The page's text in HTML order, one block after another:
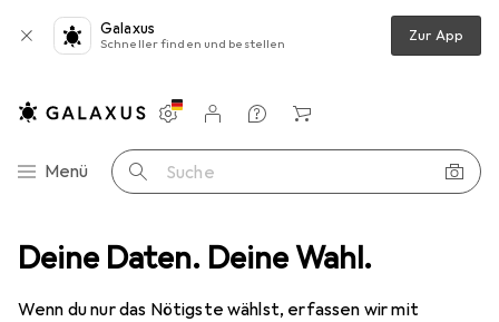
Deine Daten. Deine Wahl.
Wenn du nur das Nötigste wählst, erfassen wir mit
Galaxus
Schneller finden und bestellen Zur App
Navigation nach Kategorien
Menü Suche
Einstellungen
Kundenkonto
Vergleichslisten
Merklisten
Warenkorb
Outdoorbekleidung Sportshirt Kempa Curve Trikot